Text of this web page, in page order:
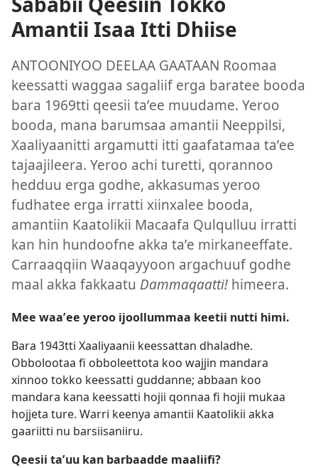
Amantii Isaa Itti Dhiise
ANTOONIYOO DEELAA GAATAAN Roomaa
keessatti waggaa sagaliif erga baratee booda
bara 1969tti qeesii taʼee muudame. Yeroo
booda, mana barumsaa amantii Neeppilsi,
Xaaliyaanitti argamutti itti gaafatamaa taʼee
tajaajileera. Yeroo achi turetti, qorannoo
hedduu erga godhe, akkasumas yeroo
fudhatee erga irratti xiinxalee booda,
amantiin Kaatolikii Macaafa Qulqulluu irratti
kan hin hundoofne akka taʼe mirkaneeffate.
Carraaqqiin Waaqayyoon argachuuf godhe
maal akka fakkaatu Dammaqaatti! himeera.
Mee waaʼee yeroo ijoollummaa keetii nutti himi.
Bara 1943tti Xaaliyaanii keessattan dhaladhe.
Obbolootaa fi obboleettota koo wajjin mandara
xinnoo tokko keessatti guddanne; abbaan koo
mandara kana keessatti hojii qonnaa fi hojii mukaa
hojjeta ture. Warri keenya amantii Kaatolikii akka
gaariitti nu barsiisaniiru.
Qeesii taʼuu kan barbaadde maaliifi?